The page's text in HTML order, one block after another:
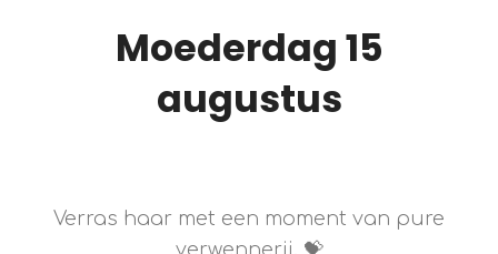
Moederdag 15
augustus
Verras haar met een moment van pure